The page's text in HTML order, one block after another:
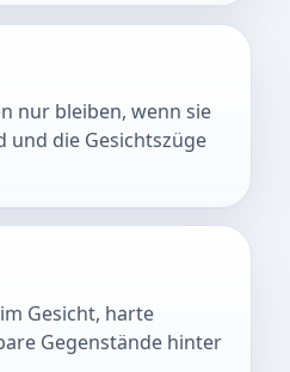
nur bleiben, wenn sie
die Gesichtszüge
Gesicht, harte
Gegenstände hinter